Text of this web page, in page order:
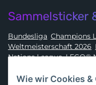
Sammelsticker
Bundesliga,
Weltmeisterschaft 2026,
Nations League,
Wie wir Cookies &